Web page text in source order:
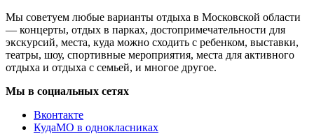
Мы советуем любые варианты отдыха в Московской области
— концерты, отдых в парках, достопримечательности для
экскурсий, места, куда можно сходить с ребенком, выставки,
театры, шоу, спортивные мероприятия, места для активного
отдыха и отдыха с семьей, и многое другое.
Мы в социальных сетях
Вконтакте
КудаМО в однокласниках